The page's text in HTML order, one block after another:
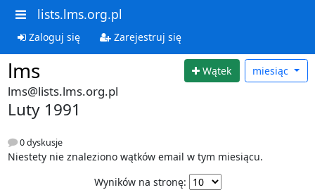
lists.lms.org.pl
Zaloguj się Zarejestruj się
lms Wątek miesiąc
lms@lists.lms.org.pl
Luty 1991
0 dyskusje
Niestety nie znaleziono wątków email w tym miesiącu.
Wyników na stronę: